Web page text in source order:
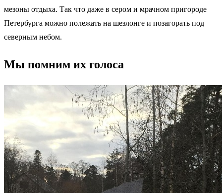
мезоны отдыха. Так что даже в сером и мрачном пригороде
Петербурга можно полежать на шезлонге и позагорать под
северным небом.
Мы помним их голоса